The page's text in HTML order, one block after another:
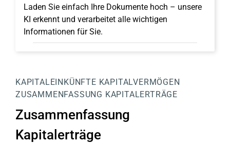
Laden Sie einfach Ihre Dokumente hoch – unsere
KI erkennt und verarbeitet alle wichtigen
Informationen für Sie.
KAPITALEINKÜNFTE KAPITALVERMÖGEN
ZUSAMMENFASSUNG KAPITALERTRÄGE
Zusammenfassung
Kapitalerträge